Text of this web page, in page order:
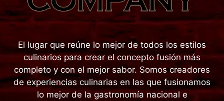
El lugar que reúne lo mejor de todos los estilos
culinarios para crear el concepto fusión más
completo y con el mejor sabor. Somos creadores
de experiencias culinarias en las que fusionamos
lo mejor de la gastronomía nacional e